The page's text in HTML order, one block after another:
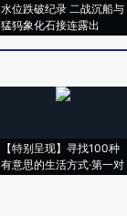
水位跌破纪录 二战沉船与
猛犸象化石接连露出
【特别呈现】寻找100种
有意思的生活方式·第一对